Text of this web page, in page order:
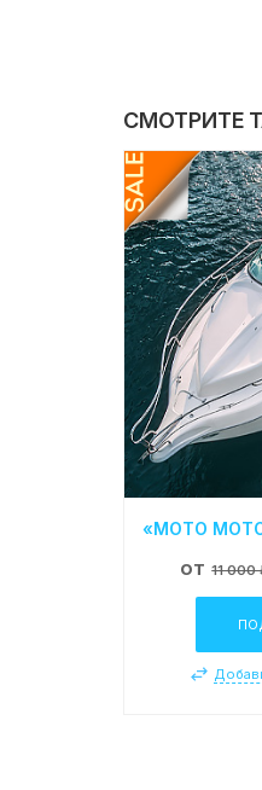
СМОТРИТЕ
от 11 000